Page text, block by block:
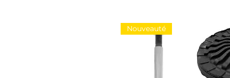
Nouveauté